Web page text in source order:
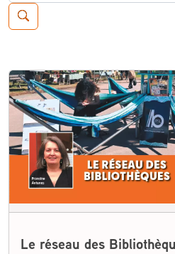
Recherche de:
Le réseau des